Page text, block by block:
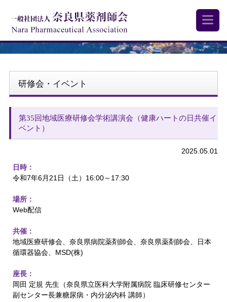
研修会・イベント
第35回地域医療研修会学術講演会（健康ハートの日共催イ
ベント）
2025.05.01
日時：
令和7年6月21日（土）16:00～17:30
場所：
Web配信
共催：
地域医療研修会、奈良県病院薬剤師会、奈良県薬剤師会、日本
循環器協会、MSD(株)
座長：
岡田 定規 先生（奈良県立医科大学附属病院 臨床研修センター
副センター長兼糖尿病・内分泌内科 講師）